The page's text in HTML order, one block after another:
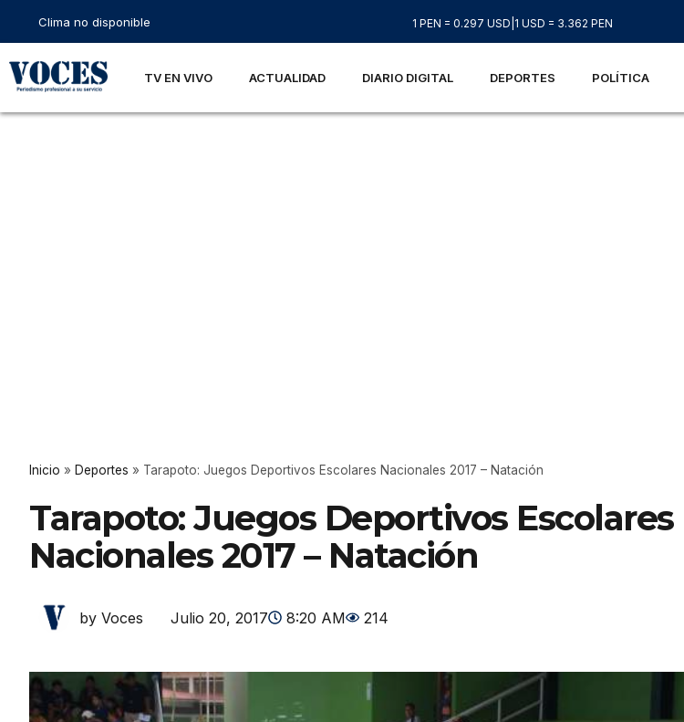
Clima no disponible 1 PEN = 0.297 USD 1 USD = 3.362 PEN
TV EN VIVO ACTUALIDAD DIARIO DIGITAL DEPORTES POLÍTICA
Inicio » Deportes » Tarapoto: Juegos Deportivos Escolares Nacionales 2017 – Natación
Tarapoto: Juegos Deportivos Escolares
Nacionales 2017 – Natación
by Voces Julio 20, 2017 8:20 AM 214